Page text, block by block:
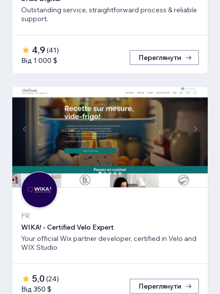
Outstanding service, straightforward process & reliable
support.
4,9 (41)
Від 1 000 $
Переглянути
FR
WIKA! - Certified Velo Expert
Your official Wix partner developer, certified in Velo and
WIX Studio
5,0 (24)
Від 350 $
Переглянути